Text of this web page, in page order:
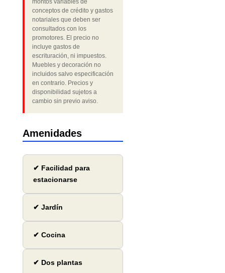
montos variables de
conceptos de crédito y gastos
notariales que deben ser
consultados con los
promotores. El precio no
incluye gastos de
escrituración, ni impuestos.
Muebles y decoración no
incluidos salvo especificación
en contrario. Precios y
disponibilidad sujetos a
cambio sin previo aviso.
Amenidades
✔ Facilidad para
estacionarse
✔ Jardín
✔ Cocina
✔ Dos plantas